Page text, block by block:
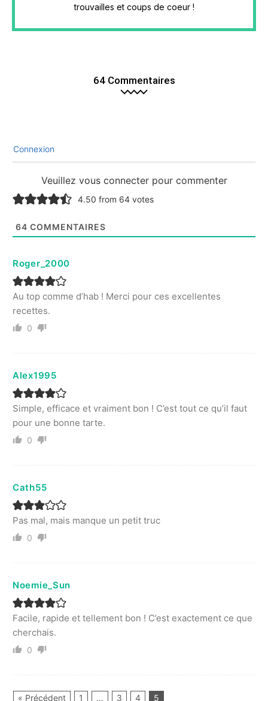
trouvailles et coups de coeur !
64 Commentaires
Connexion
Veuillez vous connecter pour commenter
4.50 from 64 votes
64 COMMENTAIRES
Roger_2000
Au top comme d’hab ! Merci pour ces excellentes
recettes.
0
Alex1995
Simple, efficace et vraiment bon ! C’est tout ce qu’il faut
pour une bonne tarte.
0
Cath55
Pas mal, mais manque un petit truc
0
Noemie_Sun
Facile, rapide et tellement bon ! C’est exactement ce que
cherchais.
0
« Précédent 1 … 3 4 5